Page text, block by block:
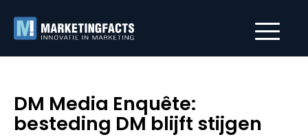
DM Media Enquête:
besteding DM blijft stijgen